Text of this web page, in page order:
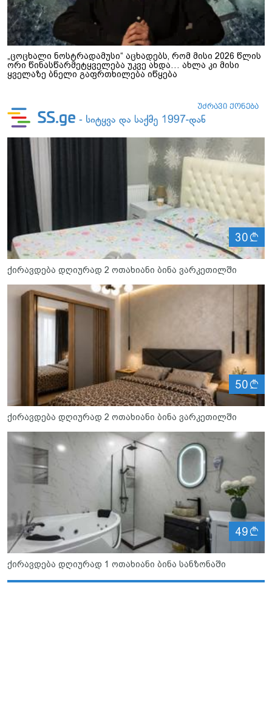
„ცოცხალი ნოსტრადამუსი“ აცხადებს, რომ მისი 2026 წლის
ორი წინასწარმეტყველება უკვე ახდა… ახლა კი მისი
ყველაზე ბნელი გაფრთხილება იწყება
30
ქირავდება დღიურად 2 ოთახიანი ბინა ვარკეთილში
50
ქირავდება დღიურად 2 ოთახიანი ბინა ვარკეთილში
49
ქირავდება დღიურად 1 ოთახიანი ბინა სანზონაში